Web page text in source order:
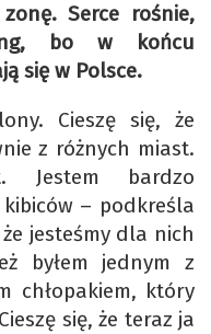
Serce rośnie,
bo w końcu
się w Polsce.
Cieszę się, że
z różnych miast.
Jestem bardzo
– podkreśla
jesteśmy dla nich
byłem jednym z
chłopakiem, który
się, że teraz ja